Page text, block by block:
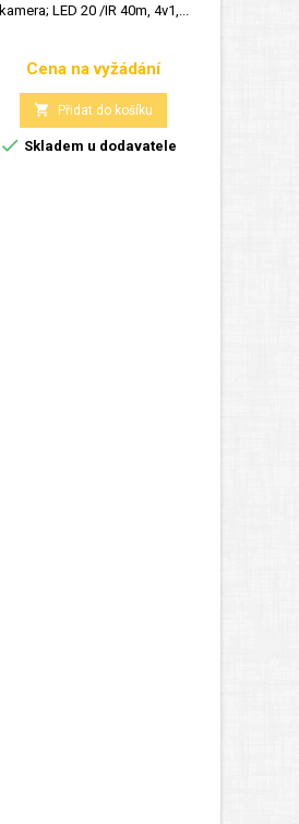
kamera; LED 20 /IR 40m, 4v1,...
Cena
Cena na vyžádání
 Přidat do košíku
 Skladem u dodavatele